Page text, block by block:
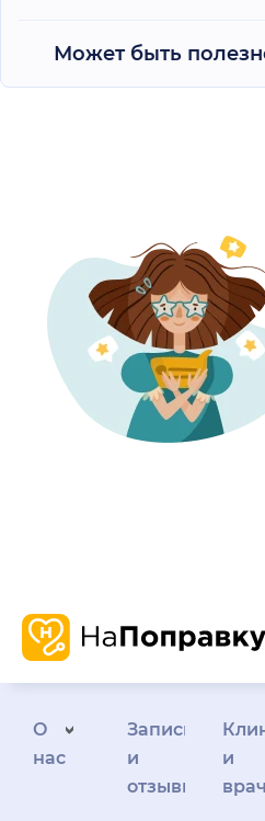
Может быть
О
нас
Запись
и
отзывы
и